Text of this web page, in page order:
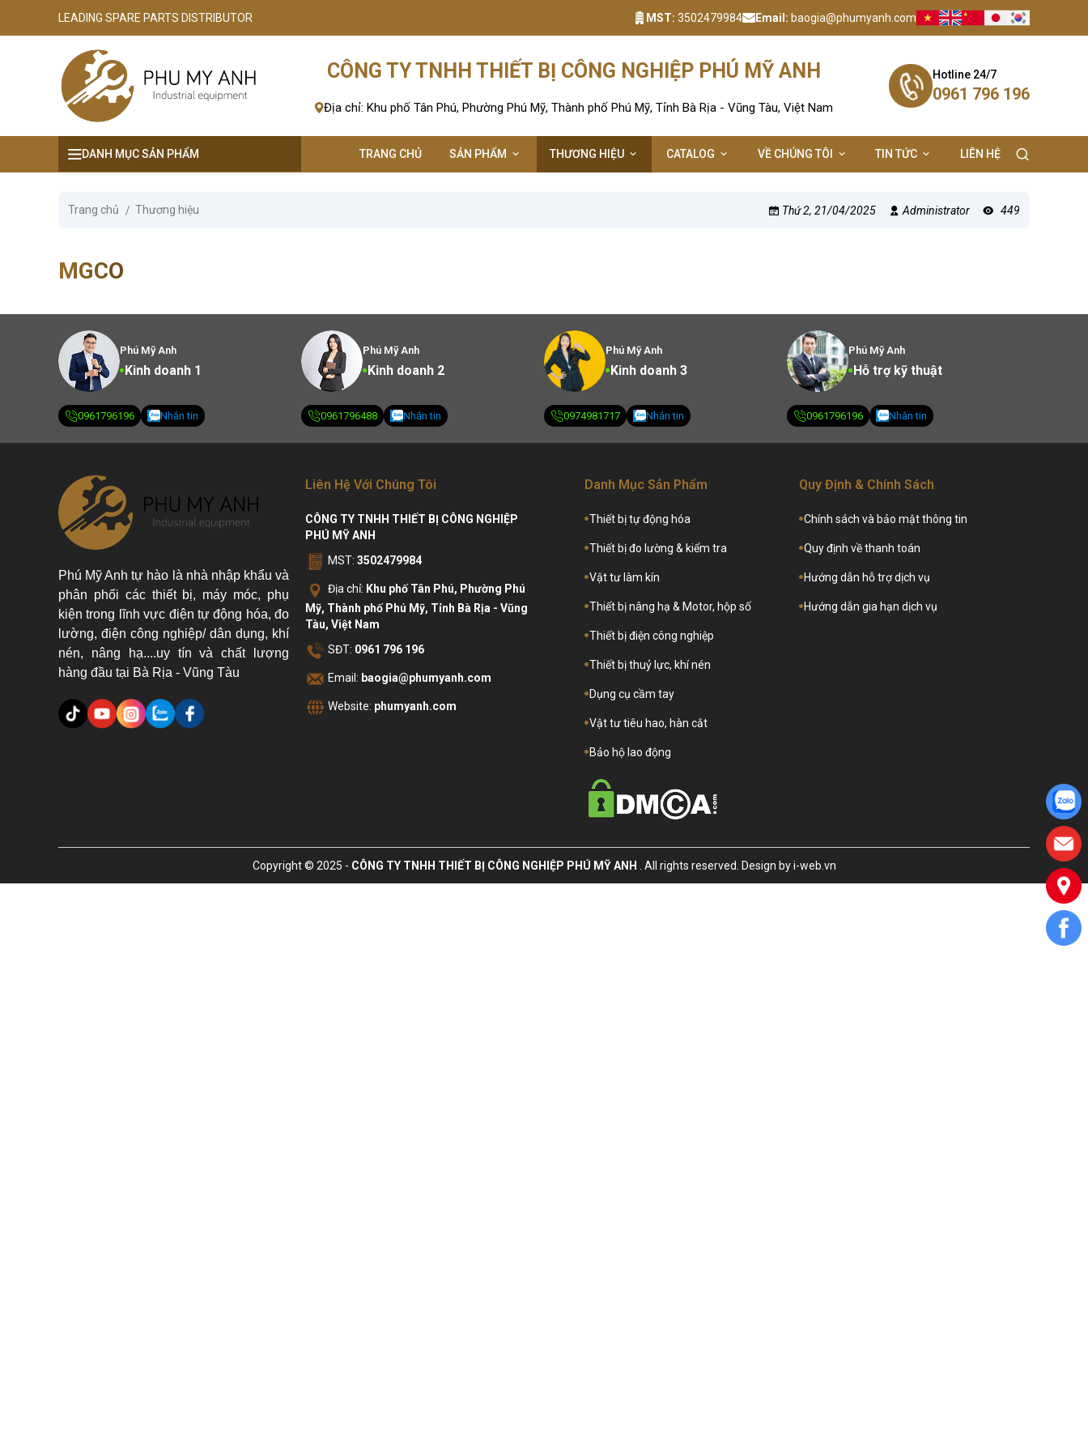
LEADING SPARE PARTS DISTRIBUTOR MST: 3502479984 Email: baogia@phumyanh.com
CÔNG TY TNHH THIẾT BỊ CÔNG NGHIỆP PHÚ MỸ ANH
Địa chỉ: Khu phố Tân Phú, Phường Phú Mỹ, Thành phố Phú Mỹ, Tỉnh Bà Rịa - Vũng Tàu, Việt Nam
Hotline 24/7
0961 796 196
DANH MỤC SẢN PHẨM TRANG CHỦ SẢN PHẨM THƯƠNG HIỆU CATALOG VỀ CHÚNG TÔI TIN TỨC LIÊN HỆ
Trang chủ Thương hiệu Thứ 2, 21/04/2025 Administrator 449
MGCO
Phú Mỹ Anh
Kinh doanh 1
0961796196 Nhắn tin
Phú Mỹ Anh
Kinh doanh 2
0961796488 Nhắn tin
Phú Mỹ Anh
Kinh doanh 3
0974981717 Nhắn tin
Phú Mỹ Anh
Hỗ trợ kỹ thuật
0961796196 Nhắn tin
Phú Mỹ Anh tự hào là nhà nhập khẩu và
phân phối các thiết bị, máy móc, phụ
kiện trong lĩnh vực điện tự động hóa, đo
lường, điện công nghiệp/ dân dụng, khí
nén, nâng hạ....uy tín và chất lượng
hàng đầu tại Bà Rịa - Vũng Tàu
Liên Hệ Với Chúng Tôi
CÔNG TY TNHH THIẾT BỊ CÔNG NGHIỆP
PHÚ MỸ ANH
MST: 3502479984
Địa chỉ: Khu phố Tân Phú, Phường Phú
Mỹ, Thành phố Phú Mỹ, Tỉnh Bà Rịa - Vũng
Tàu, Việt Nam
SĐT: 0961 796 196
Email: baogia@phumyanh.com
Website: phumyanh.com
Danh Mục Sản Phẩm
Thiết bị tự động hóa
Thiết bị đo lường & kiểm tra
Vật tư làm kín
Thiết bị nâng hạ & Motor, hộp số
Thiết bị điện công nghiệp
Thiết bị thuỷ lực, khí nén
Dụng cụ cầm tay
Vật tư tiêu hao, hàn cắt
Bảo hộ lao động
Quy Định & Chính Sách
Chính sách và bảo mật thông tin
Quy định về thanh toán
Hướng dẫn hỗ trợ dịch vụ
Hướng dẫn gia hạn dịch vụ
Copyright © 2025 - CÔNG TY TNHH THIẾT BỊ CÔNG NGHIỆP PHÚ MỸ ANH . All rights reserved. Design by i-web.vn